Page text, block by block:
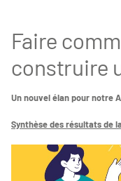
Faire
construire
Un nouvel élan pour notre
Synthèse des résultats de